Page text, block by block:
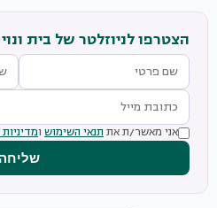
הצטרפו לניוזלטר של בית ונוי
אני מאשר/ת את תנאי השימוש ו
שליחה